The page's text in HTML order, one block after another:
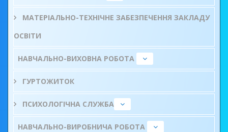
МАТЕРІАЛЬНО-ТЕХНІЧНЕ ЗАБЕЗПЕЧЕННЯ ЗАКЛАДУ
ОСВІТИ
НАВЧАЛЬНО-ВИХОВНА РОБОТА
ГУРТОЖИТОК
ПСИХОЛОГІЧНА СЛУЖБА
НАВЧАЛЬНО-ВИРОБНИЧА РОБОТА